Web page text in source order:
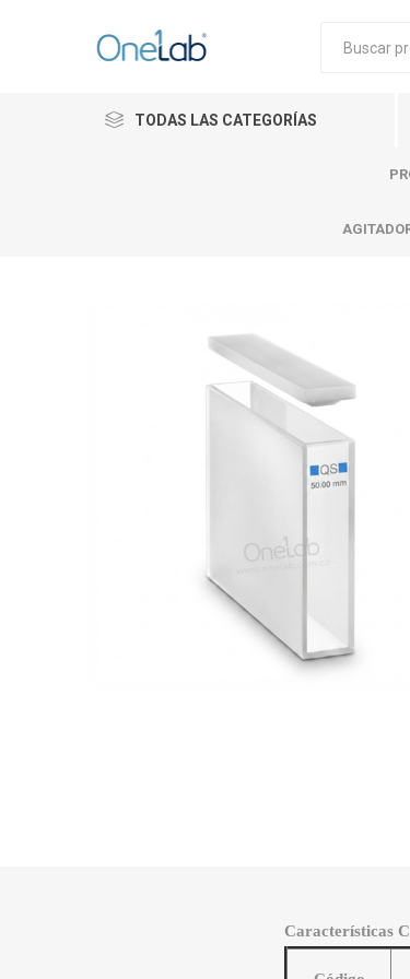
TODAS LAS CATEGORÍAS
Merck
Características